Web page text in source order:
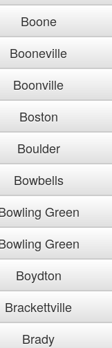
Boone
Booneville
Boonville
Boston
Boulder
Bowbells
Green
Green
Boydton
Brackettville
Brady